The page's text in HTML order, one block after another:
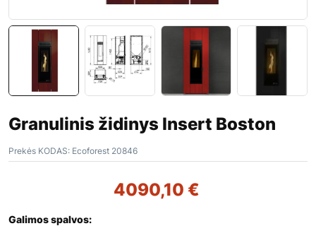
Granulinis židinys Insert Boston
Prekės KODAS: Ecoforest 20846
4090,10 €
Galimos spalvos: